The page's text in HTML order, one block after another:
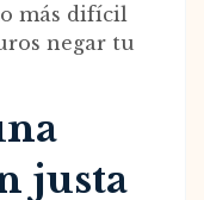
más difícil
negar tu
justa